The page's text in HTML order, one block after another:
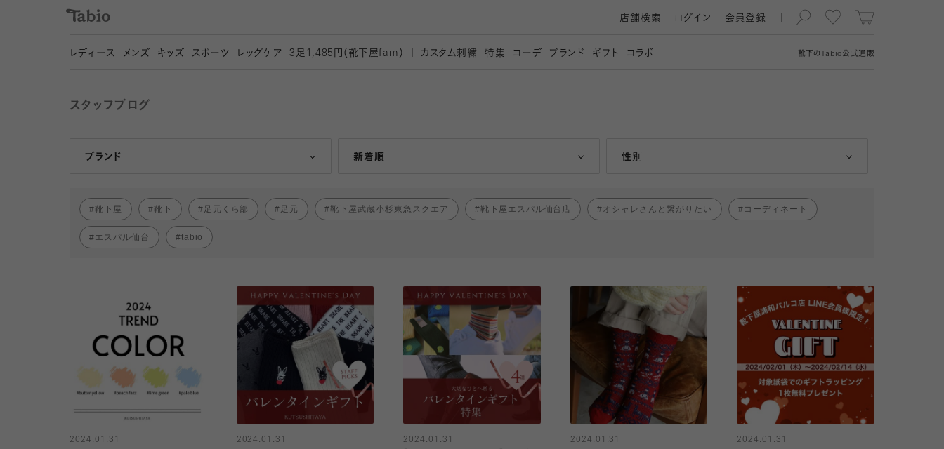
靴下の Tabio公式通販
店舗検索 ログイン 会員登録
レディース メンズ キッズ スポーツ レッグケア 3 足1,485円（靴下屋fam） カスタム刺繍 特集 コーデ ブランド ギフト コラボ
スタッフブログ
ブランド
Tabio 新着順
人気ランキング順 性別
女性
靴下屋 靴下 足元くら部 足元 靴下屋武蔵小杉東急スクエア 靴下屋エスパル仙台店 オシャレさんと繋がりたい コーディネート
エスパル仙台 tabio
2024.01.31
2024.01.31
2024.01.31
2024.01.31
2024.01.31